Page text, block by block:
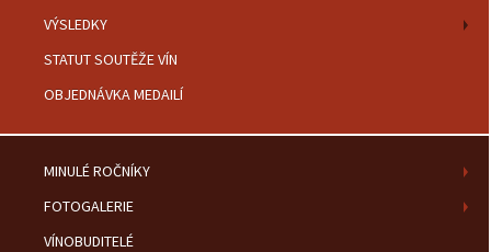
VÝSLEDKY
STATUT SOUTĚŽE VÍN
OBJEDNÁVKA MEDAILÍ
MINULÉ ROČNÍKY
FOTOGALERIE
VÍNOBUDITELÉ